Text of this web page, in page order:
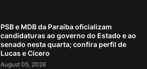
PSB e MDB da Paraíba oficializam
candidaturas ao governo do Estado e ao
senado nesta quarta; confira perfil de
Lucas e Cícero
August 05, 2026